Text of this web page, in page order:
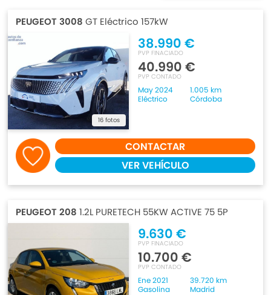
PEUGEOT 3008 GT Eléctrico 157kW
16 fotos
38.990 €
PVP FINACIADO
40.990 €
PVP CONTADO
May 2024
1.005 km
Eléctrico
Córdoba
CONTACTAR
VER VEHÍCULO
PEUGEOT 208 1.2L PURETECH 55KW ACTIVE 75 5P
9.630 €
PVP FINACIADO
10.700 €
PVP CONTADO
Ene 2021
39.720 km
Gasolina
Madrid